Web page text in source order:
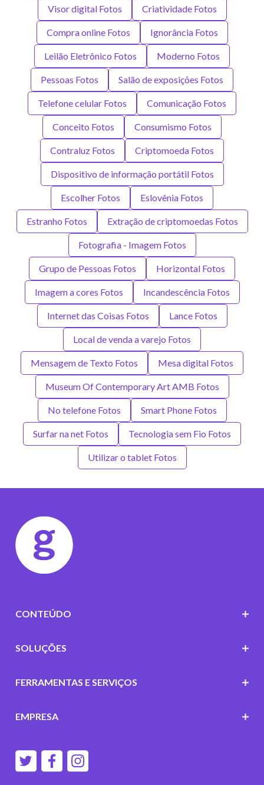
Visor digital Fotos Criatividade Fotos
Compra online Fotos Ignorância Fotos
Leilão Eletrônico Fotos Moderno Fotos
Pessoas Fotos Salão de exposições Fotos
Telefone celular Fotos Comunicação Fotos
Conceito Fotos Consumismo Fotos
Contraluz Fotos Criptomoeda Fotos
Dispositivo de informação portátil Fotos
Escolher Fotos Eslovênia Fotos
Estranho Fotos Extração de criptomoedas Fotos
Fotografia - Imagem Fotos
Grupo de Pessoas Fotos Horizontal Fotos
Imagem a cores Fotos Incandescência Fotos
Internet das Coisas Fotos Lance Fotos
Local de venda a varejo Fotos
Mensagem de Texto Fotos Mesa digital Fotos
Museum Of Contemporary Art AMB Fotos
No telefone Fotos Smart Phone Fotos
Surfar na net Fotos Tecnologia sem Fio Fotos
Utilizar o tablet Fotos
CONTEÚDO
SOLUÇÕES
FERRAMENTAS E SERVIÇOS
EMPRESA